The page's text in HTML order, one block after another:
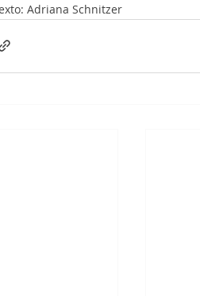
Adriana Schnitzer